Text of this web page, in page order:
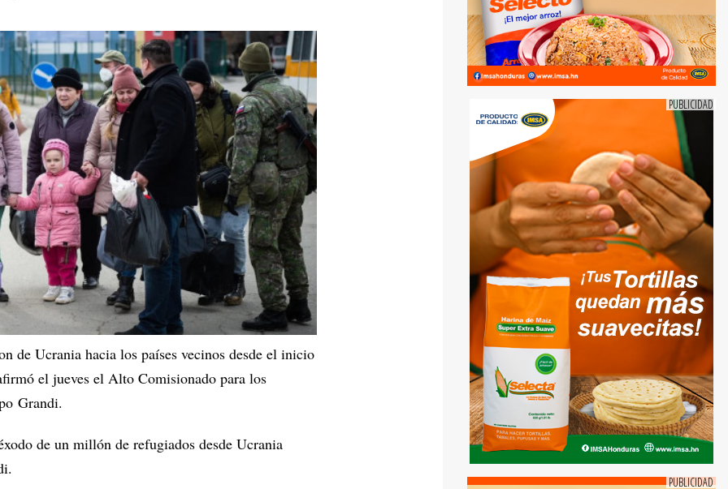
de Ucrania hacia los países vecinos desde el inicio
el jueves el Alto Comisionado para los
Grandi.
de un millón de refugiados desde Ucrania